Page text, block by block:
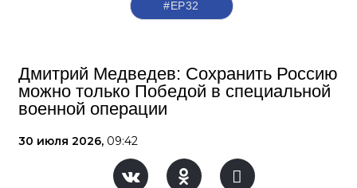
#ЕР32
Дмитрий Медведев: Сохранить Россию
можно только Победой в специальной
военной операции
30 июля 2026, 09:42